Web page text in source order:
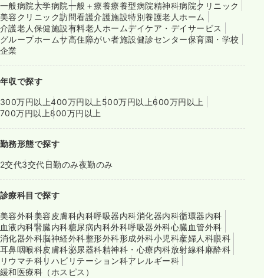
一般病院大学病院一般＋療養療養型病院精神科病院クリニック
美容クリニック訪問看護介護施設特別養護老人ホーム
介護老人保健施設有料老人ホームデイケア・デイサービス
グループホームサ高住障がい者施設健診センター保育園・学校
企業
年収で探す
300万円以上400万円以上 500万円以上600万円以上
700万円以上800万円以上
勤務形態で探す
2交代3交代日勤のみ夜勤のみ
診療科目で探す
美容外科美容皮膚科内科呼吸器内科消化器内科循環器内科
血液内科腎臓内科糖尿病内科外科呼吸器外科心臓血管外科
消化器外科脳神経外科整形外科形成外科小児科産婦人科眼科
耳鼻咽喉科皮膚科泌尿器科精神科・心療内科放射線科麻酔科
リウマチ科リハビリテーション科アレルギー科
緩和医療科（ホスピス）